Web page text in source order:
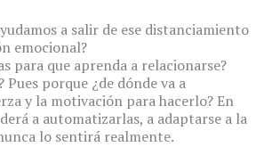
a salir de ese distanciamiento
emocional?
para que aprenda a relacionarse?
Pues porque ¿de dónde va a
y la motivación para hacerlo? En
a automatizarlas, a adaptarse a la
lo sentirá realmente.